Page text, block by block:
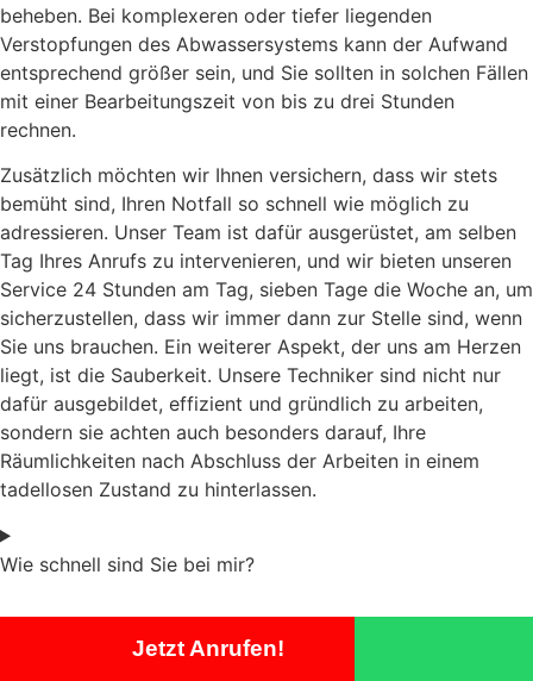
beheben. Bei komplexeren oder tiefer liegenden
Verstopfungen des Abwassersystems kann der Aufwand
entsprechend größer sein, und Sie sollten in solchen Fällen
mit einer Bearbeitungszeit von bis zu drei Stunden
rechnen.
Zusätzlich möchten wir Ihnen versichern, dass wir stets
bemüht sind, Ihren Notfall so schnell wie möglich zu
adressieren. Unser Team ist dafür ausgerüstet, am selben
Tag Ihres Anrufs zu intervenieren, und wir bieten unseren
Service 24 Stunden am Tag, sieben Tage die Woche an, um
sicherzustellen, dass wir immer dann zur Stelle sind, wenn
Sie uns brauchen. Ein weiterer Aspekt, der uns am Herzen
liegt, ist die Sauberkeit. Unsere Techniker sind nicht nur
dafür ausgebildet, effizient und gründlich zu arbeiten,
sondern sie achten auch besonders darauf, Ihre
Räumlichkeiten nach Abschluss der Arbeiten in einem
tadellosen Zustand zu hinterlassen.
Wie schnell sind Sie bei mir?
Jetzt Anrufen!